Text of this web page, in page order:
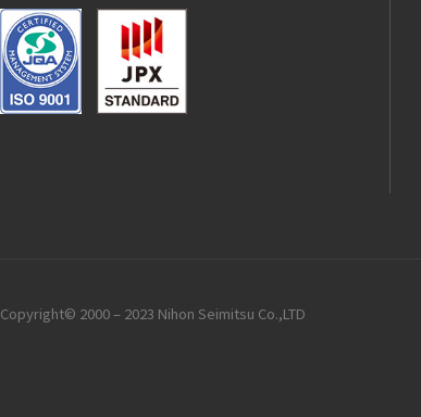
Copyright© 2000 – 2023 Nihon Seimitsu Co.,LTD